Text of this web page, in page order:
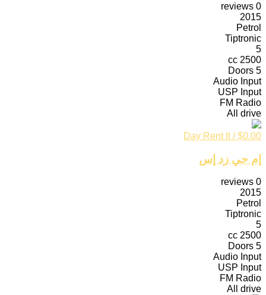
0
reviews
2015
Petrol
Tiptronic
5
2500 cc
5 Doors
Audio Input
USP Input
FM Radio
All drive
$0.00
/ Day
Rent It
إم جي زد إس
0
reviews
2015
Petrol
Tiptronic
5
2500 cc
5 Doors
Audio Input
USP Input
FM Radio
All drive